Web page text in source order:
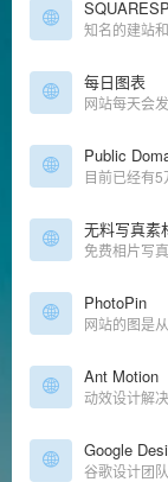
知名的建站
每日图表
网站每天会
Public
目前已经有
无料写真素
免费相片写
PhotoPin
网站的图是
Ant Motion
动效设计解
Google
谷歌设计团队